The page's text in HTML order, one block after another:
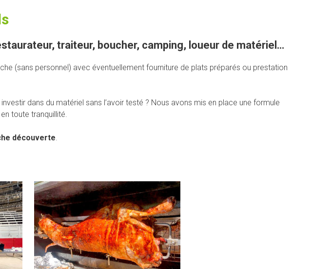
traiteur, boucher, camping, loueur de matériel…
(sans personnel) avec éventuellement fourniture de plats préparés ou prestation
dans du matériel sans l’avoir testé ? Nous avons mis en place une formule
toute tranquillité.
découverte.